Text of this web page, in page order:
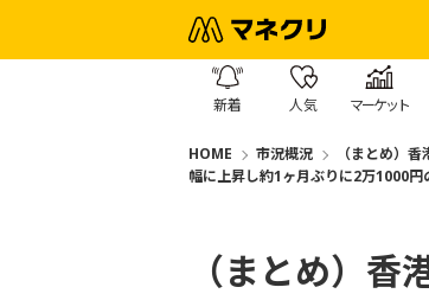
新着 人気 マーケット
HOME 市況概況
（まとめ）
幅に上昇し約1ヶ月ぶりに2万1000円
（まとめ）